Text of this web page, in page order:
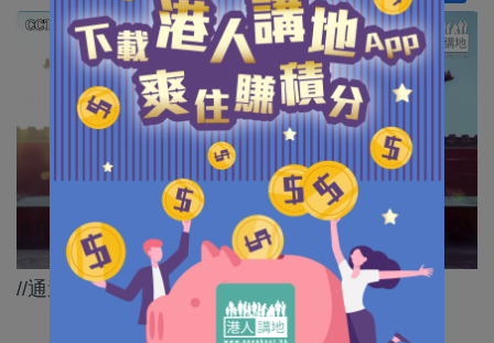
//通過交流看到更真實的中國，打破刻板印象！//